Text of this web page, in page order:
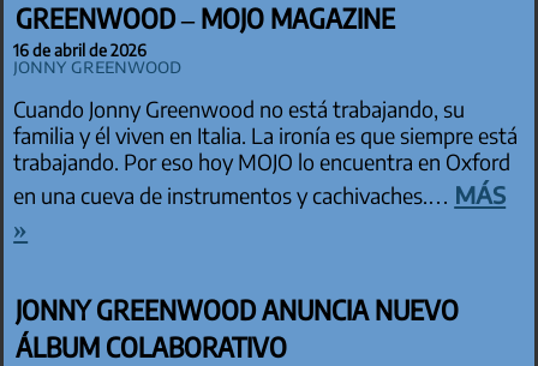
GREENWOOD – MOJO MAGAZINE
16 de abril de 2026
Jonny Greenwood
Cuando Jonny Greenwood no está trabajando, su
familia y él viven en Italia. La ironía es que siempre está
trabajando. Por eso hoy MOJO lo encuentra en Oxford
en una cueva de instrumentos y cachivaches.… más
»
JONNY GREENWOOD ANUNCIA NUEVO
ÁLBUM COLABORATIVO